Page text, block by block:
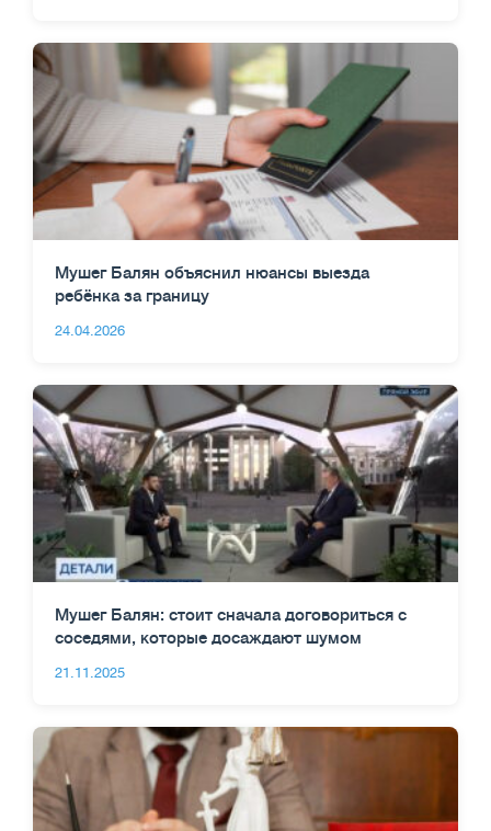
Мушег Балян объяснил нюансы выезда
ребёнка за границу
24.04.2026
Мушег Балян: стоит сначала договориться с
соседями, которые досаждают шумом
21.11.2025